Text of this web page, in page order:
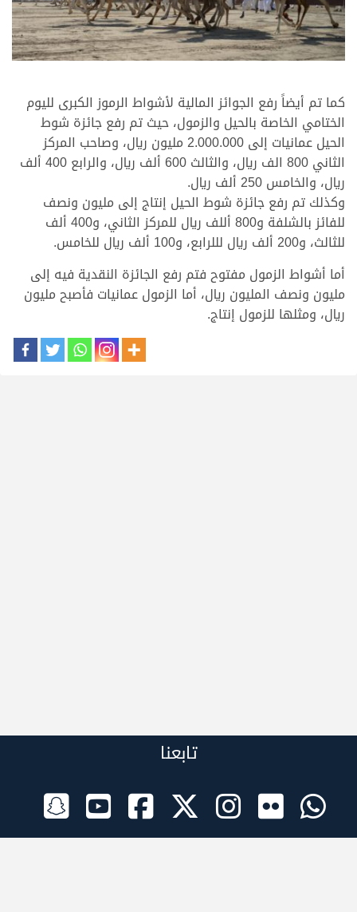
كما تم أيضاً رفع الجوائز المالية لأشواط الرموز الكبرى لليوم
الختامي الخاصة بالحيل والزمول، حيث تم رفع جائزة شوط
الحيل عمانيات إلى 2.000.000 مليون ريال، وصاحب المركز
الثاني 800 الف ريال، والثالث 600 ألف ريال، والرابع 400 ألف
ريال، والخامس 250 ألف ريال.
وكذلك تم رفع جائزة شوط الحيل إنتاج إلى مليون ونصف
للفائز بالشلفة و800 أللف ريال للمركز الثاني، و400 ألف
للثالث، و200 ألف ريال لللرابع، و100 ألف ريال للخامس.
أما أشواط الزمول مفتوح فتم رفع الجائزة النقدية فيه إلى
مليون ونصف المليون ريال، أما الزمول عمانيات فأصبح مليون
ريال، ومثلها للزمول إنتاج.
تابعنا